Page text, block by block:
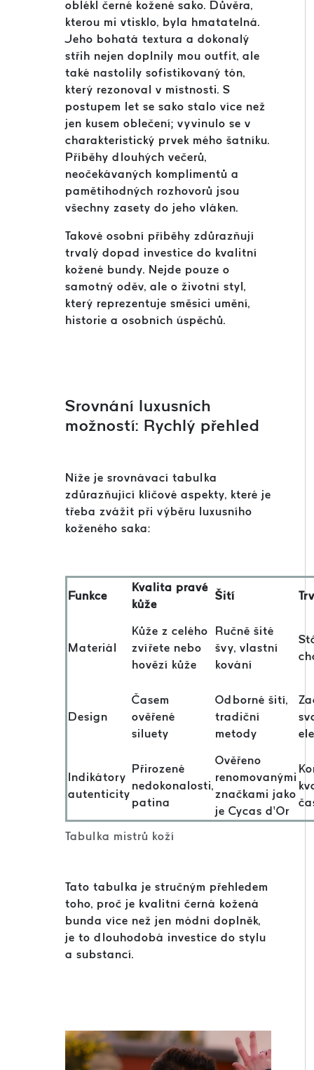
oblékl černé kožené sako. Důvěra,
kterou mi vtisklo, byla hmatatelná.
Jeho bohatá textura a dokonalý
střih nejen doplnily mou outfit, ale
také nastolily sofistikovaný tón,
který rezonoval v místnosti. S
postupem let se sako stalo více než
jen kusem oblečení; vyvinulo se v
charakteristický prvek mého šatníku.
Příběhy dlouhých večerů,
neočekávaných komplimentů a
pamětihodných rozhovorů jsou
všechny zasety do jeho vláken.
Takové osobní příběhy zdůrazňují
trvalý dopad investice do kvalitní
kožené bundy. Nejde pouze o
samotný oděv, ale o životní styl,
který reprezentuje směsici umění,
historie a osobních úspěchů.
Srovnání luxusních
možností: Rychlý přehled
Níže je srovnávací tabulka
zdůrazňující klíčové aspekty, které je
třeba zvážit při výběru luxusního
koženého saka:
Tabulka mistrů koží
Funkce
Kvalita pravé
kůže
Šití
Materiál
Kůže z celého
zvířete nebo
hovězí kůže
Ručně šité
švy, vlastní
kování
Design
Časem
ověřené
siluety
Odborné šití,
tradiční
metody
Indikátory
autenticity
Přirozené
nedokonalosti,
patina
Ověřeno
renomovanými
značkami jako
je Cycas d’Or
Tato tabulka je stručným přehledem
toho, proč je kvalitní černá kožená
bunda více než jen módní doplněk,
je to dlouhodobá investice do stylu
a substancí.